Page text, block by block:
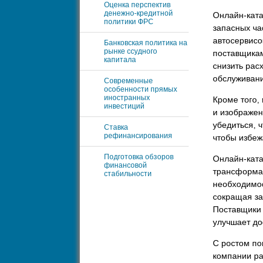
Оценка перспектив
денежно-кредитной
политики ФРС
Банковская политика на
рынке ссудного
капитала
Современные
особенности прямых
иностранных
инвестиций
Ставка
рефинансирования
Подготовка обзоров
финансовой
стабильности
Онлайн-
запасных
снизить
Кроме того,
и
убедиться,
чтобы
Онлайн-
сокращая
Поставщики
улучшает
С ростом
компании